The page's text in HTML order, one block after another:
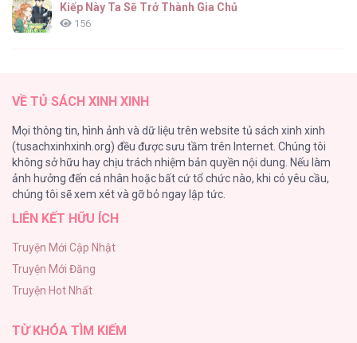
Dazzling Breath [...] – Chap 28
Kiếp Này Ta Sẽ Trở Thành Gia Chủ
156
139
Tổng hợp boylove 18+
135
Đứa Nhỏ Không Phải Là Con Anh
Mùa Xuân Hoa Nở
104
VỀ TỦ SÁCH XINH XINH
Mọi thông tin, hình ảnh và dữ liệu trên website tủ sách xinh xinh
(tusachxinhxinh.org) đều được sưu tầm trên Internet. Chúng tôi
không sở hữu hay chịu trách nhiệm bản quyền nội dung. Nếu làm
ảnh hưởng đến cá nhân hoặc bất cứ tổ chức nào, khi có yêu cầu,
chúng tôi sẽ xem xét và gỡ bỏ ngay lập tức.
LIÊN KẾT HỮU ÍCH
Truyện Mới Cập Nhật
Truyện Mới Đăng
Truyện Hot Nhất
TỪ KHÓA TÌM KIẾM